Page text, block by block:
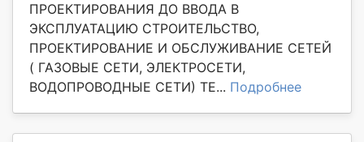
ПРОЕКТИРОВАНИЯ ДО ВВОДА В
ЭКСПЛУАТАЦИЮ СТРОИТЕЛЬСТВО,
ПРОЕКТИРОВАНИЕ И ОБСЛУЖИВАНИЕ СЕТЕЙ
( ГАЗОВЫЕ СЕТИ, ЭЛЕКТРОСЕТИ,
ВОДОПРОВОДНЫЕ СЕТИ) ТЕ... Подробнее